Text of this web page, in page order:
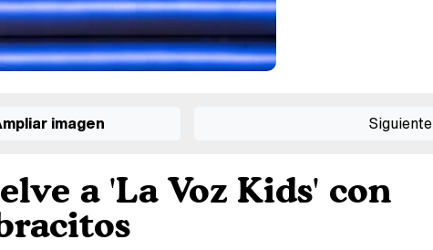
imagen Siguiente
a 'La Voz Kids' con